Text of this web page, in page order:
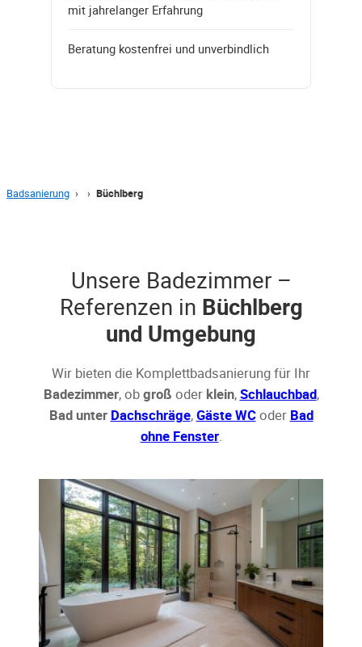
mit jahrelanger Erfahrung
Beratung kostenfrei und unverbindlich
Badsanierung › › Büchlberg
Unsere Badezimmer –
Referenzen in Büchlberg
und Umgebung
Wir bieten die Komplettbadsanierung für Ihr
Badezimmer, obgroß oder klein,Schlauchbad,
Bad unter Dachschräge,Gäste WCoder Bad
ohne Fenster.